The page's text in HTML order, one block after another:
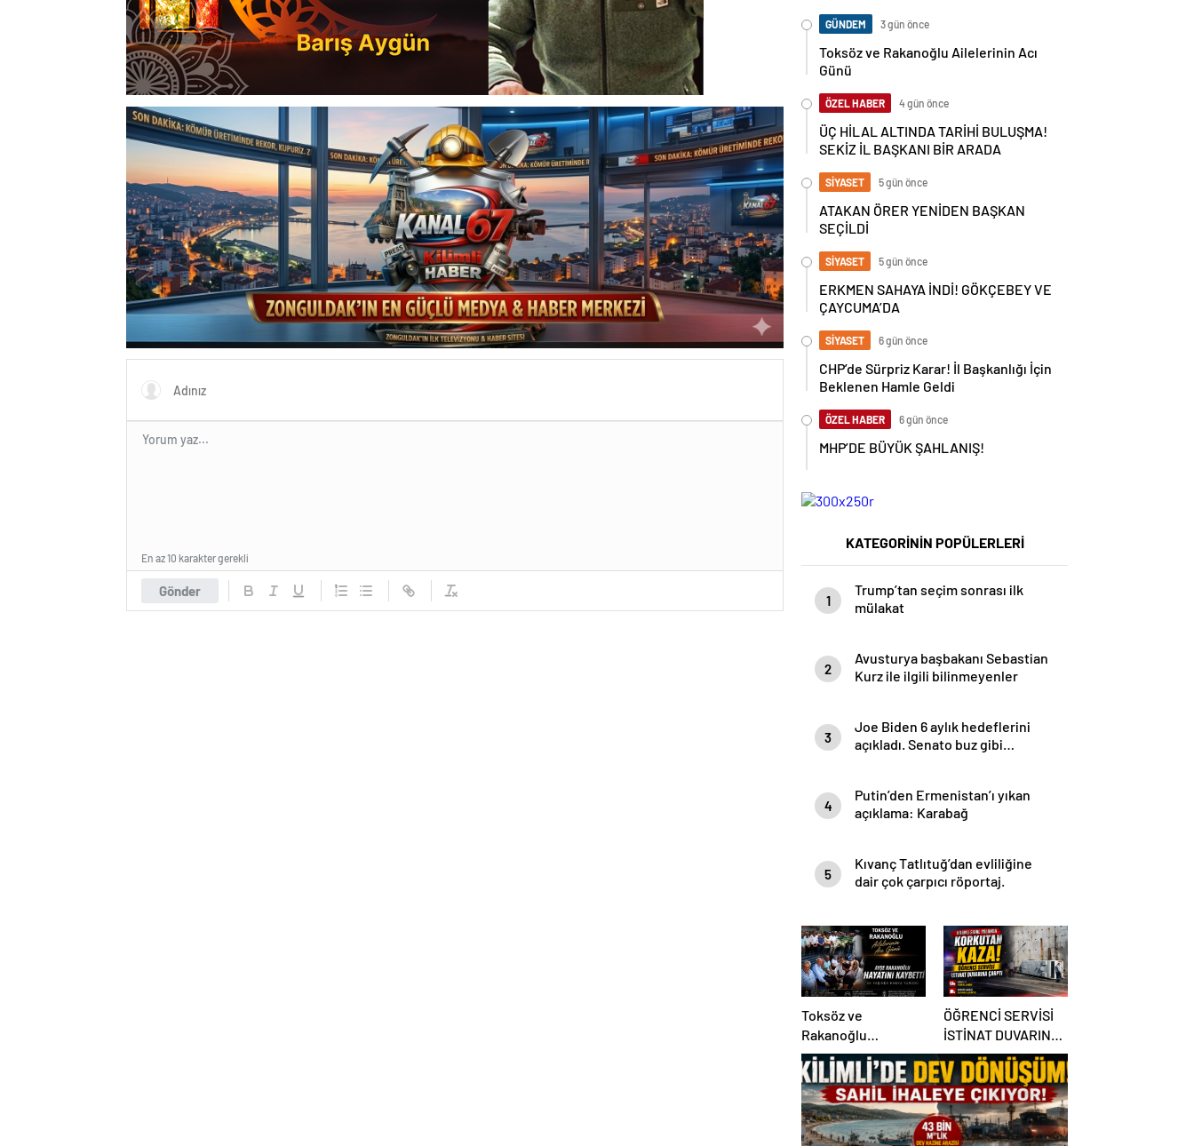
Gönder
En az 10 karakter gerekli
GÜNDEM 3 gün önce
Toksöz ve Rakanoğlu Ailelerinin Acı
Günü
ÖZEL HABER 4 gün önce
ÜÇ HİLAL ALTINDA TARİHİ BULUŞMA!
SEKİZ İL BAŞKANI BİR ARADA
SİYASET 5 gün önce
ATAKAN ÖRER YENİDEN BAŞKAN
SEÇİLDİ
SİYASET 5 gün önce
ERKMEN SAHAYA İNDİ! GÖKÇEBEY VE
ÇAYCUMA’DA
SİYASET 6 gün önce
CHP’de Sürpriz Karar! İl Başkanlığı İçin
Beklenen Hamle Geldi
ÖZEL HABER 6 gün önce
MHP’DE BÜYÜK ŞAHLANIŞ!
KATEGORİNİN POPÜLERLERİ
1
Trump’tan seçim sonrası ilk
mülakat
2
Avusturya başbakanı Sebastian
Kurz ile ilgili bilinmeyenler
3
Joe Biden 6 aylık hedeflerini
açıkladı. Senato buz gibi…
4
Putin’den Ermenistan’ı yıkan
açıklama: Karabağ
5
Kıvanç Tatlıtuğ’dan evliliğine
dair çok çarpıcı röportaj.
Toksöz ve
Rakanoğlu
Ailelerinin Acı Günü
ÖĞRENCİ SERVİSİ
İSTİNAT DUVARINA
ÇARPTI